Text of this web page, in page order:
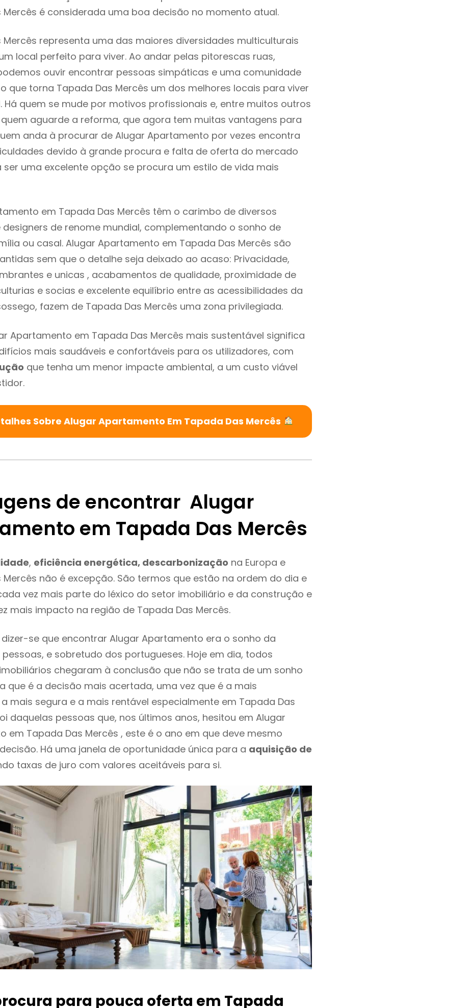
Mercês é considerada uma boa decisão no momento atual.
Mercês representa uma das maiores diversidades multiculturais
local perfeito para viver. Ao andar pelas pitorescas ruas,
ouvir encontrar pessoas simpáticas e uma comunidade
que torna Tapada Das Mercês um dos melhores locais para viver
Há quem se mude por motivos profissionais e, entre muitos outros
aguarde a reforma, que agora tem muitas vantagens para
anda à procurar de Alugar Apartamento por vezes encontra
devido à grande procura e falta de oferta do mercado
uma excelente opção se procura um estilo de vida mais
em Tapada Das Mercês têm o carimbo de diversos
de renome mundial, complementando o sonho de
ou casal. Alugar Apartamento em Tapada Das Mercês são
sem que o detalhe seja deixado ao acaso: Privacidade,
e unicas , acabamentos de qualidade, proximidade de
e socias e excelente equilíbrio entre as acessibilidades da
fazem de Tapada Das Mercês uma zona privilegiada.
Apartamento em Tapada Das Mercês mais sustentável significa
mais saudáveis e confortáveis para os utilizadores, com
que tenha um menor impacte ambiental, a um custo viável
Sobre Alugar Apartamento Em Tapada Das Mercês
de encontrar Alugar
em Tapada Das Mercês
, eficiência energética, descarbonização na Europa e
Mercês não é excepção. São termos que estão na ordem do dia e
vez mais parte do léxico do setor imobiliário e da construção e
mais impacto na região de Tapada Das Mercês.
se que encontrar Alugar Apartamento era o sonho da
e sobretudo dos portugueses. Hoje em dia, todos
chegaram à conclusão que não se trata de um sonho
que é a decisão mais acertada, uma vez que é a mais
mais segura e a mais rentável especialmente em Tapada Das
daquelas pessoas que, nos últimos anos, hesitou em Alugar
em Tapada Das Mercês , este é o ano em que deve mesmo
Há uma janela de oportunidade única para a aquisição de
taxas de juro com valores aceitáveis para si.
para pouca oferta em Tapada